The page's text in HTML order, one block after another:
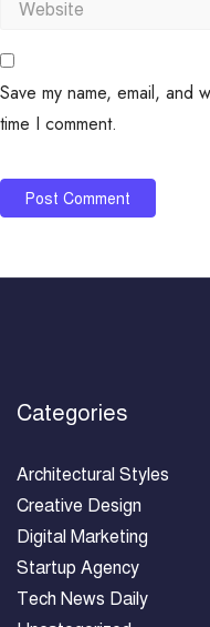
Save my name, email, and
time I comment.
Categories
Architectural Styles
Creative Design
Digital Marketing
Startup Agency
Tech News Daily